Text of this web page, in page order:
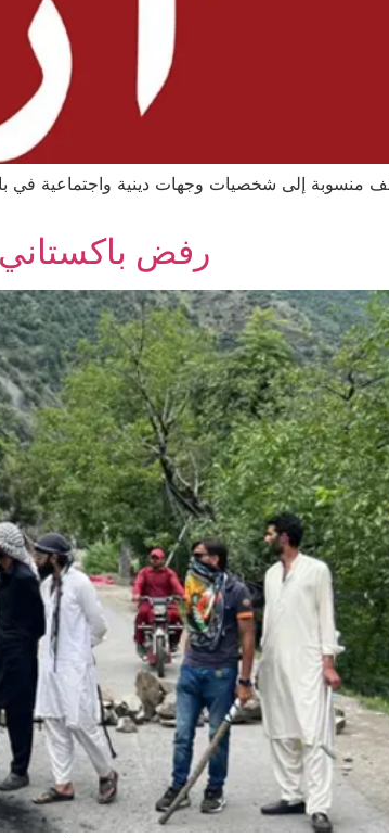
منسوبة إلى شخصيات وجهات دينية واجتماعية
رفض